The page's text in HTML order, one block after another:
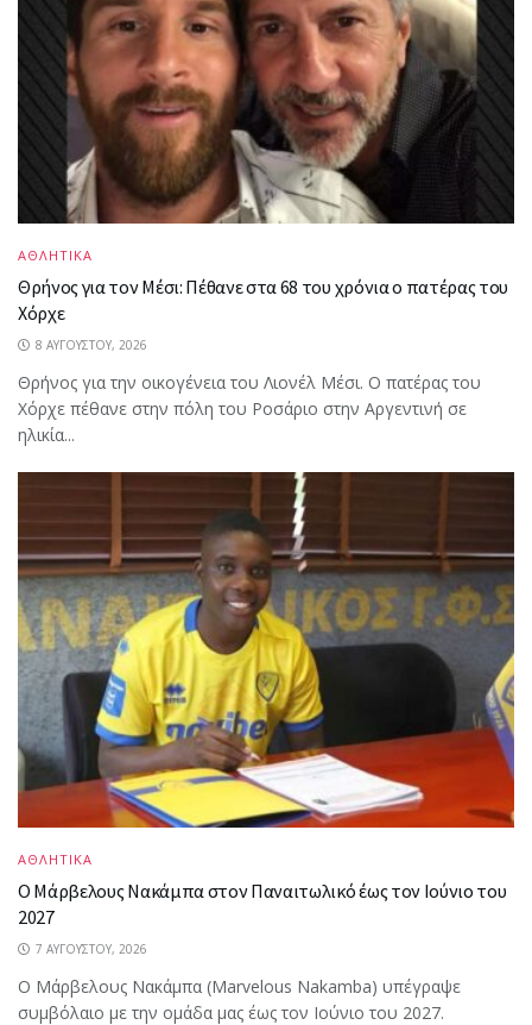
ΑΘΛΗΤΙΚΑ
Θρήνος για τον Μέσι: Πέθανε στα 68 του χρόνια ο πατέρας του
Χόρχε
8 ΑΥΓΟΎΣΤΟΥ, 2026
Θρήνος για την οικογένεια του Λιονέλ Μέσι. Ο πατέρας του
Χόρχε πέθανε στην πόλη του Ροσάριο στην Αργεντινή σε
ηλικία...
ΑΘΛΗΤΙΚΑ
Ο Μάρβελους Nακάμπα στον Παναιτωλικό έως τον Ιούνιο του
2027
7 ΑΥΓΟΎΣΤΟΥ, 2026
Ο Μάρβελους Nακάμπα (Marvelous Nakamba) υπέγραψε
συμβόλαιο με την ομάδα μας έως τον Ιούνιο του 2027.